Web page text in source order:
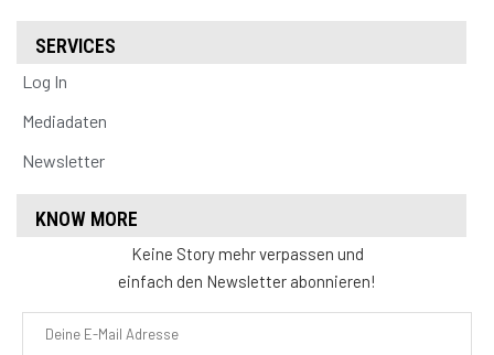
SERVICES
Log In
Mediadaten
Newsletter
KNOW MORE
Keine Story mehr verpassen und
einfach den Newsletter abonnieren!